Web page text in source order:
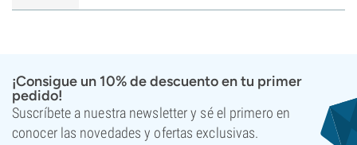
¡Consigue un 10% de descuento en tu primer
pedido!
Suscríbete a nuestra newsletter y sé el primero en
conocer las novedades y ofertas exclusivas.